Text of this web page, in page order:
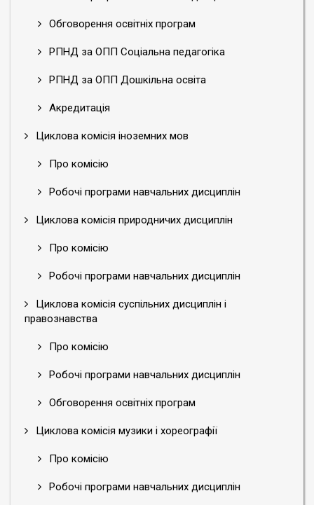
Обговорення освітніх програм
РПНД за ОПП Соціальна педагогіка
РПНД за ОПП Дошкільна освіта
Акредитація
Циклова комісія іноземних мов
Про комісію
Робочі програми навчальних дисциплін
Циклова комісія природничих дисциплін
Про комісію
Робочі програми навчальних дисциплін
Циклова комісія суспільних дисциплін і
правознавства
Про комісію
Робочі програми навчальних дисциплін
Обговорення освітніх програм
Циклова комісія музики і хореографії
Про комісію
Робочі програми навчальних дисциплін